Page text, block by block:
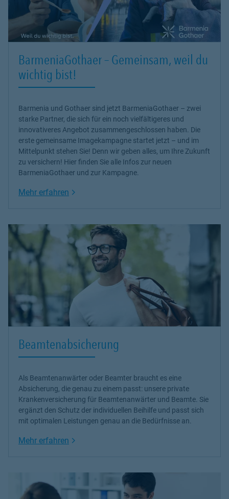
BarmeniaGothaer – Gemeinsam, weil du
wichtig bist!
Barmenia und Gothaer sind jetzt BarmeniaGothaer – zwei
starke Partner, die sich für ein noch vielfältigeres und
innovativeres Angebot zusammengeschlossen haben. Die
erste gemeinsame Imagekampagne startet jetzt – und im
Mittelpunkt stehen Sie! Denn wir geben alles, um Ihre Zukunft
zu versichern! Hier finden Sie alle Infos zur neuen
BarmeniaGothaer und zur Kampagne.
Mehr erfahren Link Opens in New Tab
Beamtenabsicherung
Als Beamtenanwärter oder Beamter braucht es eine
Absicherung, die genau zu einem passt: unsere private
Krankenversicherung für Beamtenanwärter und Beamte. Sie
ergänzt den Schutz der individuellen Beihilfe und passt sich
mit optimalen Leistungen genau an die Bedürfnisse an.
Mehr erfahren Link Opens in New Tab